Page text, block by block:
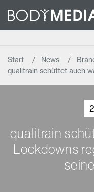
Start News
qualitrain schüttet auch
qualitrain
Lockdowns